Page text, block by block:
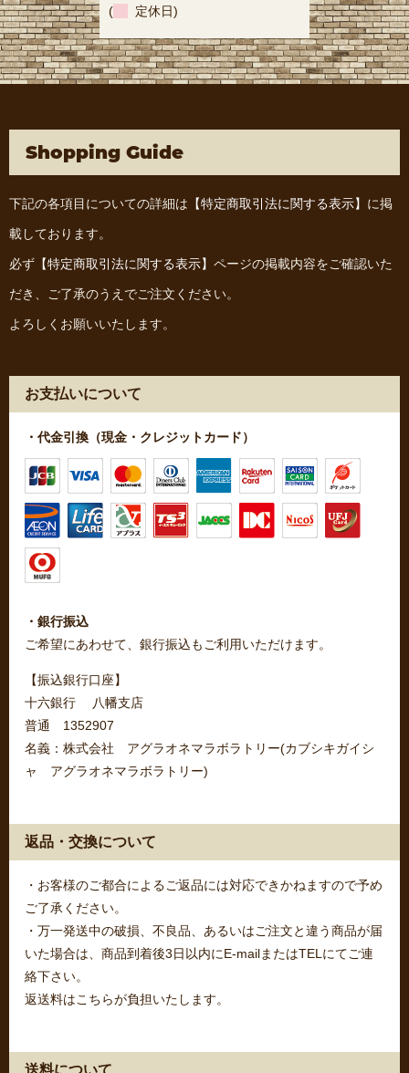
( 定休日)
Shopping Guide
下記の各項目についての詳細は 【特定商取引法に関する表示】 に掲
載しております。
必ず 【特定商取引法に関する表示】 ページの掲載内容をご確認いた
だき、ご了承のうえでご注文ください。
よろしくお願いいたします。
お支払いについて
・代金引換（現金・クレジットカード）
・銀行振込
ご希望にあわせて、銀行振込もご利用いただけます。
【振込銀行口座】
十六銀行 八幡支店
普通 1352907
名義：株式会社 アグラオネマラボラトリー(カブシキガイシ
ャ アグラオネマラボラトリー)
返品・交換について
・お客様のご都合によるご返品には対応できかねますので予め
ご了承ください。
・万一発送中の破損、不良品、あるいはご注文と違う商品が届
いた場合は、商品到着後3日以内にE-mailまたはTELにてご連
絡下さい。
返送料はこちらが負担いたします。
送料について